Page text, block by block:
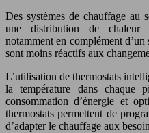
Des systèmes de chauffage au
une distribution de chaleur
notamment en complément
sont moins réactifs aux
L’utilisation de thermostats
la température dans chaque
consommation d’énergie et
thermostats permettent de
d’adapter le chauffage aux